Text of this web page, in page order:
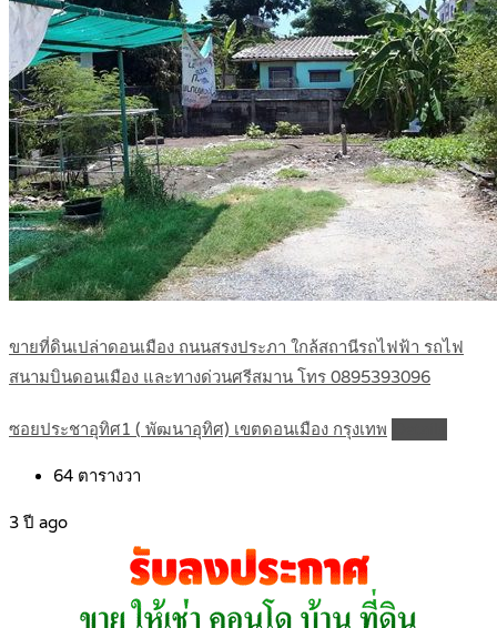
ขายที่ดินเปล่าดอนเมือง ถนนสรงประภา ใกล้สถานีรถไฟฟ้า รถไฟ
สนามบินดอนเมือง และทางด่วนศรีสมาน โทร 0895393096
ซอยประชาอุทิศ1 ( พัฒนาอุทิศ) เขตดอนเมือง กรุงเทพ
64 ตารางวา
3 ปี ago